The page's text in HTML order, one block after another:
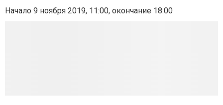
Начало 9 ноября 2019, 11:00, окончание 18:00